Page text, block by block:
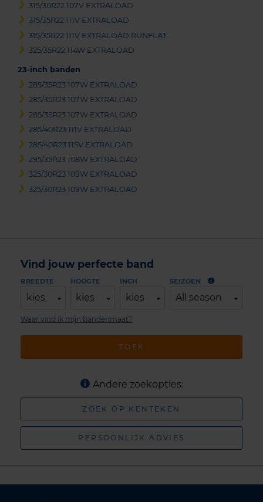
315/30R22 107V EXTRALOAD
315/35R22 111V EXTRALOAD
315/35R22 111V EXTRALOAD RUNFLAT
325/35R22 114W EXTRALOAD
23-inch banden
285/35R23 107W EXTRALOAD
285/35R23 107W EXTRALOAD
285/35R23 107W EXTRALOAD
285/40R23 111V EXTRALOAD
285/40R23 115V EXTRALOAD
295/35R23 108W EXTRALOAD
325/30R23 109W EXTRALOAD
325/30R23 109W EXTRALOAD
Vind jouw perfecte band
BREEDTE
kies
HOOGTE
kies
INCH
kies
SEIZOEN
All season
ZOEK
Waar vind ik mijn bandenmaat?
Andere zoekopties:
ZOEK OP KENTEKEN
PERSOONLIJK ADVIES